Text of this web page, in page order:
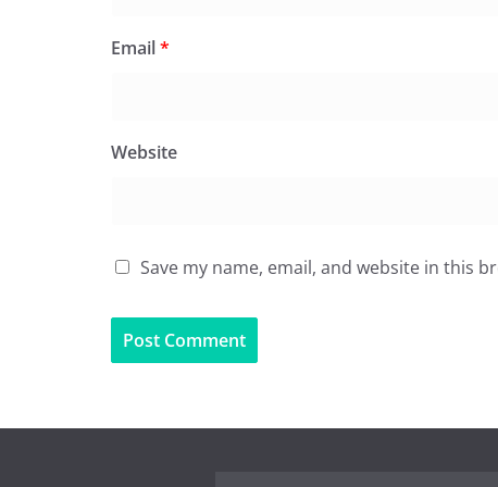
Email*
Website
Save my name, email, and website in this